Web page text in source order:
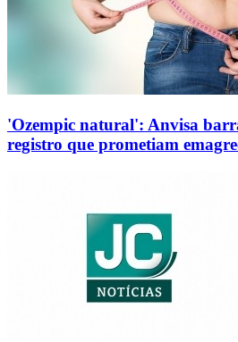
'Ozempic natural': Anvisa
registro que prometiam